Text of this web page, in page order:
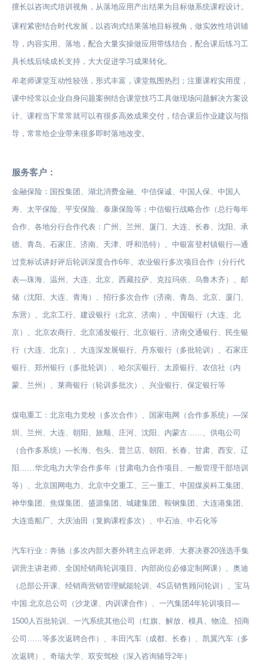
擅长以咨询式培训视角，从落地应用产出结果为目标做系统课程设计。
课程紧密结合时代发展，以咨询式结果落地目标视角，做实效性培训辅
导，内容实用、落地，配合大量实操做应用带练结合，配合课后练习工
具长线后续成长支持，大大促进学习成果转化。
牟老师课堂互动性较强，形式丰富，课堂氛围热烈；注重课程实用度，
课中经常以企业自身问题案例结合课堂技巧工具做现场问题解决方案设
计、课程当下常常就可以有很多高效成果交付，结合课后作业建议与指
导，常常给企业带来很多即时落地改变。
服务客户：
金融保险：国投集团、湖北消费金融、中信保诚、中国人保、中国人
寿、太平保险、平安保险、泰康保险等；中信银行战略合作（总行每年
合作、各地分行合作代表：广州、兰州、厦门、大连、长春、沈阳、承
德、青岛、石家庄、济南、天津、呼和浩特）、中银富登村镇银行—通
过竞标试讲好评后轮训深度合作6年、农业银行多次项目合作（分行代
表—珠海、温州、大连、北京、西藏拉萨、克拉玛依、乌鲁木齐）、邮
储（沈阳、大连、青海）、招行多次合作（济南、青岛、北京、厦门、
东营）、北京工行、建设银行（北京、济南）、中国银行（大连、北
京）、北京农商行、北京浦发银行、北京银行、济南交通银行、民生银
行（大连、北京）、大连深发展银行、丹东银行（多批轮训）、石家庄
银行、郑州银行（多批轮训）、哈尔滨银行、太原银行、农信社（内
蒙、兰州）、莱商银行（轮训多批次）、兴业银行、保定银行等
煤电重工：北京电力党校（多次合作）、国家电网（合作多系统）—深
圳、兰州、大连、朝阳、旅顺、庄河、沈阳、内蒙古……、供电公司
（合作多系统）—长海、包头、普兰店、朝阳、长春、甘肃、西安、辽
阳……华北电力大学合作多年（甘肃电力合作项目、一般管理干部培训
等）、北京国网电力、北京中交重工、三一重工、中国煤炭科工集团、
神华集团、焦煤集团、盛源集团、城建集团、鞍钢集团、大连港集团、
大连造船厂、大庆油田（复购课程多次）、中石油、中石化等
汽车行业：奔驰（多次内部大赛外聘主点评老师、大赛决赛20强选手集
训营主讲老师、全国经销商轮训项目、内部岗位必修定制网课）、奥迪
（总部公开课、经销商营销管理赋能轮训、4S店销售顾问轮训）、宝马
中国.北京总公司（沙龙课、内训课合作）、一汽集团4年轮训项目—
1500人百批轮训、一汽系统其他公司（红旗、解放、模具、物流、招商
公司……等多次返聘合作）、丰田汽车（成都、长春）、凯翼汽车（多
次返聘）、奇瑞大学、双安驾校（深入咨询辅导2年）